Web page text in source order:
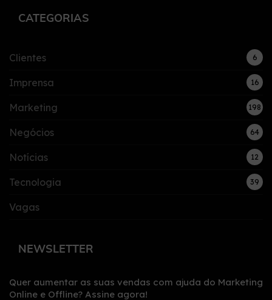
CATEGORIAS
Clientes 6
Imprensa 16
Marketing 198
Negócios 64
Notícias 12
Tecnologia 39
Vagas
NEWSLETTER
Quer aumentar as suas vendas com ajuda do Marketing
Online e Offline? Assine agora!